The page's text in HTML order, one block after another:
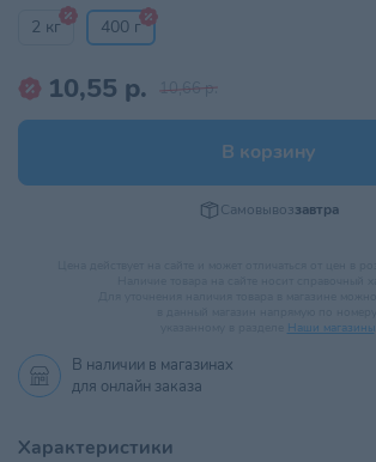
2 кг
400 г
10,55 р. 10,66 р.
В корзину
Самовывоззавтра
Наши магазины.
В наличии в магазинах
для онлайн заказа
Характеристики